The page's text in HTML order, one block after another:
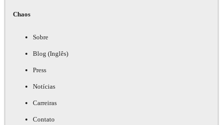
Chaos
Sobre
Blog (Inglês)
Press
Notícias
Carreiras
Contato